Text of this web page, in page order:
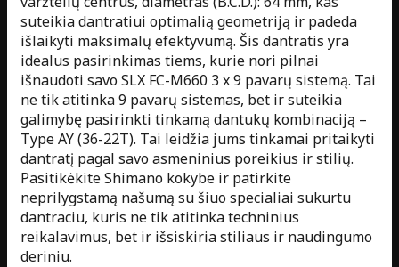
suteikia dantratiui optimalią geometriją ir padeda
išlaikyti maksimalų efektyvumą. Šis dantratis yra
idealus pasirinkimas tiems, kurie nori pilnai
išnaudoti savo SLX FC-M660 3 x 9 pavarų sistemą. Tai
ne tik atitinka 9 pavarų sistemas, bet ir suteikia
galimybę pasirinkti tinkamą dantukų kombinaciją –
Type AY (36-22T). Tai leidžia jums tinkamai pritaikyti
dantratį pagal savo asmeninius poreikius ir stilių.
Pasitikėkite Shimano kokybe ir patirkite
neprilygstamą našumą su šiuo specialiai sukurtu
dantraciu, kuris ne tik atitinka techninius
reikalavimus, bet ir išsiskiria stiliaus ir naudingumo
deriniu.